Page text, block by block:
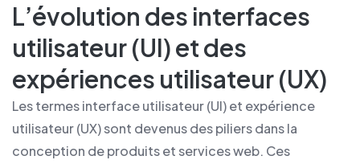
L’évolution des interfaces
utilisateur (UI) et des
expériences utilisateur (UX)
Les termes interface utilisateur (UI) et expérience
utilisateur (UX) sont devenus des piliers dans la
conception de produits et services web. Ces